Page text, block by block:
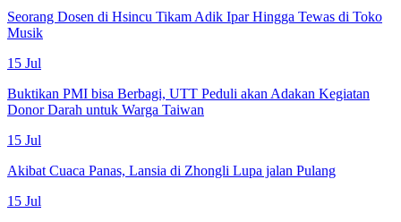
Seorang Dosen di Hsincu Tikam Adik Ipar Hingga Tewas di Toko
Musik
15 Jul
Buktikan PMI bisa Berbagi, UTT Peduli akan Adakan Kegiatan
Donor Darah untuk Warga Taiwan
15 Jul
Akibat Cuaca Panas, Lansia di Zhongli Lupa jalan Pulang
15 Jul